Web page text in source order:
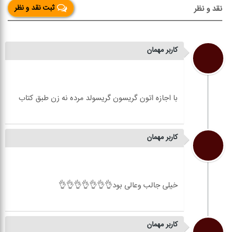
ثبت نقد و نظر نقد و نظر
کاربر مهمان
کاربر مهمان
کاربر مهمان